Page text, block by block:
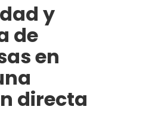
y
de
en
directa